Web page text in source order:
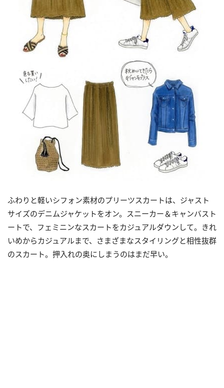
ふわりと軽いシフォン素材のプリーツスカートは、ジャスト
サイズのデニムジャケットをオン。スニーカー＆キャンバスト
ートで、フェミニンなスカートをカジュアルダウンして。きれ
いめからカジュアルまで、さまざまなスタイリングと相性抜群
のスカート。押入れの奥にしまうのはまだ早い。